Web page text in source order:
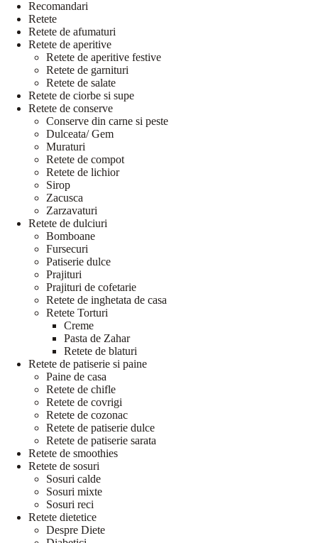
Recomandari
Retete
Retete de afumaturi
Retete de aperitive
Retete de aperitive festive
Retete de garnituri
Retete de salate
Retete de ciorbe si supe
Retete de conserve
Conserve din carne si peste
Dulceata/ Gem
Muraturi
Retete de compot
Retete de lichior
Sirop
Zacusca
Zarzavaturi
Retete de dulciuri
Bomboane
Fursecuri
Patiserie dulce
Prajituri
Prajituri de cofetarie
Retete de inghetata de casa
Retete Torturi
Creme
Pasta de Zahar
Retete de blaturi
Retete de patiserie si paine
Paine de casa
Retete de chifle
Retete de covrigi
Retete de cozonac
Retete de patiserie dulce
Retete de patiserie sarata
Retete de smoothies
Retete de sosuri
Sosuri calde
Sosuri mixte
Sosuri reci
Retete dietetice
Despre Diete